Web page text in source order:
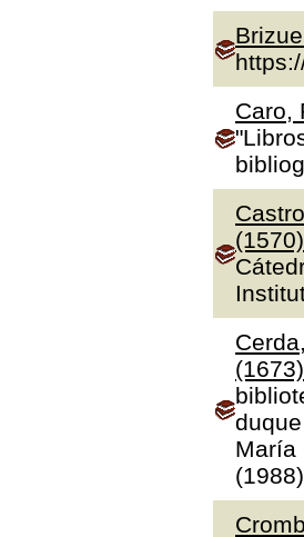
Caro,
(1570)
(1673)
María